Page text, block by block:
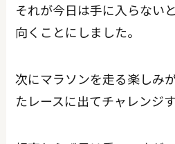
それが今日は手に入らない
向くことにしました。
次にマラソンを走る楽しみ
たレースに出てチャレンジ